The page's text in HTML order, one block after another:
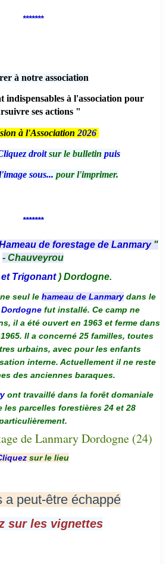
*******
à notre association
indispensables à l'association pour
ses actions "
à l'Association 2026
droitsur le bulletin puis
sous... pour l'imprimer.
*******
de forestage de Lanmary "
- Chauveyrou
Trigonant) Dordogne.
seul le hameau de Lanmarydans le
Dordogne fut installé. Ce camp ne
il a été ouvert en 1963 et ferme dans
Il a concerné 25 familles, toutes
urbains, avec pour les enfants
interne. Actuellement il ne reste
des anciennes baraques.
ont travaillé dans la forêt domaniale
les parcelles forestières 24 et 28
sur le lieu
a peut-être échappé
sur les vignettes